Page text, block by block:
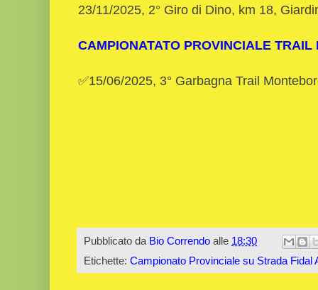
23/11/2025, 2° Giro di Dino, km 18,
CAMPIONATATO PROVINCIALE TRAIL
✅15/06/2025, 3° Garbagna Trail
Pubblicato da Bio Correndo alle 18:30
Etichette: Campionato Provinciale su Strada Fidal